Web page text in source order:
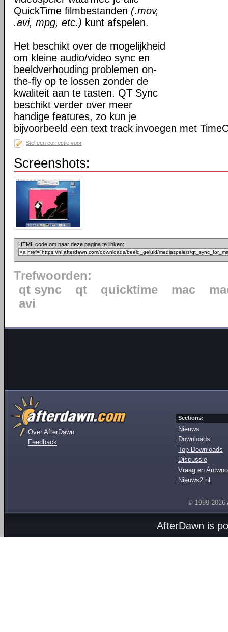
QuickTime filmbestanden (.mov,
.avi, mpg, etc.) kunt afspelen.
Het beschikt over de mogelijkheid
om kleine audio/video sync en
beeldverhouding problemen on-
the-fly op te lossen zonder de
kwaliteit aan te tasten. QT Sync
beschikt verder over meer
handige features, zo kun je
bijvoorbeeld een text track invoegen met
Stel een correctie voor
Screenshots:
HTML code om naar deze pagina te linken:
Trefwoorden:
qt sync
qt quicktime mac
avi
Over AfterDawn
Feedback
Sections:
Nieuws
Downloads
Top Downloads
Discussie
Vraag en
Nieuws2.nl
© 1999-2026
AfterDawn is